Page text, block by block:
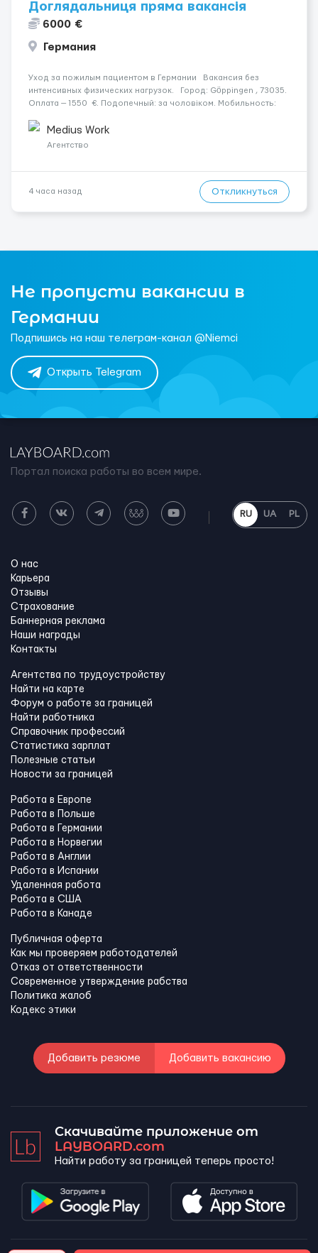
Доглядальниця пряма вакансія
6000 €
Германия
Уход за пожилым пациентом в Германии Вакансия без
интенсивных физических нагрузок. Город: Göppingen , 73035.
Оплата — 1550 €. Подопечный: за чоловіком. Мобильность:
деменції. Ночной уход: ...
Medius Work
Агентство
4 часа назад Откликнуться
Не пропусти вакансии в
Германии
Подпишись на наш телеграм-канал @Niemci
Открыть Telegram
Портал поиска работы во всем мире.
RU UA PL
О нас
Карьера
Отзывы
Страхование
Баннерная реклама
Наши награды
Контакты
Агентства по трудоустройству
Найти на карте
Форум о работе за границей
Найти работника
Справочник профессий
Статистика зарплат
Полезные статьи
Новости за границей
Работа в Европе
Работа в Польше
Работа в Германии
Работа в Норвегии
Работа в Англии
Работа в Испании
Удаленная работа
Работа в США
Работа в Канадe
Публичная оферта
Как мы проверяем работодателей
Отказ от ответственности
Современное утверждение рабства
Политика жалоб
Кодекс этики
Добавить резюме Добавить вакансию
Скачивайте приложение от
LAYBOARD.com
Найти работу за границей теперь просто!